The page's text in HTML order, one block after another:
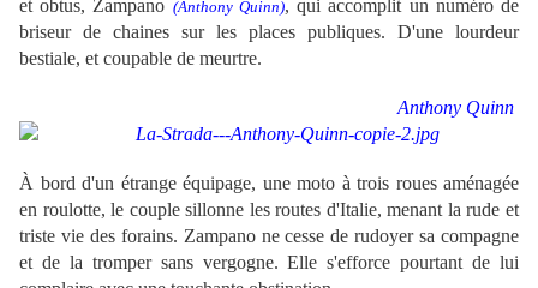
et obtus, Zampano (Anthony Quinn), qui accomplit un numéro de
briseur de chaines sur les places publiques. D'une lourdeur
bestiale, et coupable de meurtre.
Anthony Quinn
À bord d'un étrange équipage, une moto à trois roues aménagée
en roulotte, le couple sillonne les routes d'Italie, menant la rude et
triste vie des forains. Zampano ne cesse de rudoyer sa compagne
et de la tromper sans vergogne. Elle s'efforce pourtant de lui